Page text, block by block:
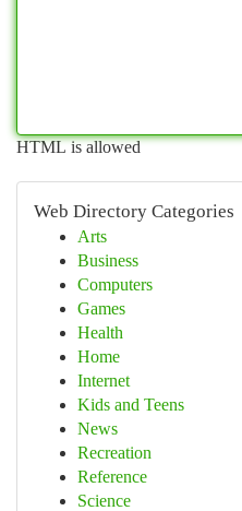
HTML is allowed
Web Directory Categories
Arts
Business
Computers
Games
Health
Home
Internet
Kids and Teens
News
Recreation
Reference
Science